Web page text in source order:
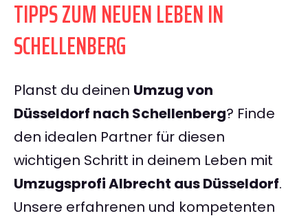
TIPPS ZUM NEUEN LEBEN IN
SCHELLENBERG
Planst du deinen Umzug von
Düsseldorf nach Schellenberg? Finde
den idealen Partner für diesen
wichtigen Schritt in deinem Leben mit
Umzugsprofi Albrecht aus Düsseldorf.
Unsere erfahrenen und kompetenten